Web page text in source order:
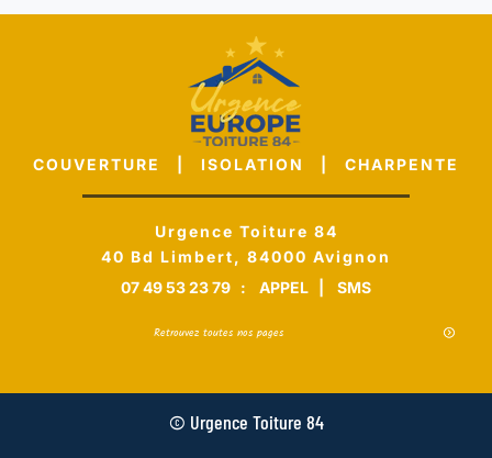
COUVERTURE | ISOLATION | CHARPENTE
Urgence Toiture 84
40 Bd Limbert, 84000 Avignon
07 49 53 23 79 : APPEL SMS
Retrouvez toutes nos pages
© Urgence Toiture 84